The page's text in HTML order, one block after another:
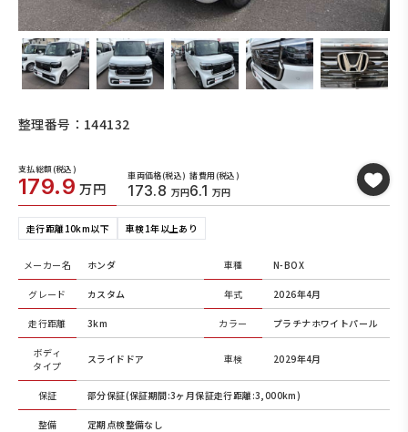
整理番号：144132
支払総額(税込)
179.9 万円
車両価格(税込)
173.8 万円
諸費用(税込)
6.1 万円
走行距離10km以下 車検1年以上あり
メーカー名 ホンダ 車種 N-BOX
グレード カスタム 年式 2026年4月
走行距離 3km カラー プラチナホワイトパール
ボディ
タイプ
スライドドア 車検 2029年4月
保証 部分保証(保証期間:3ヶ月保証走行距離:3,000km)
整備 定期点検整備なし